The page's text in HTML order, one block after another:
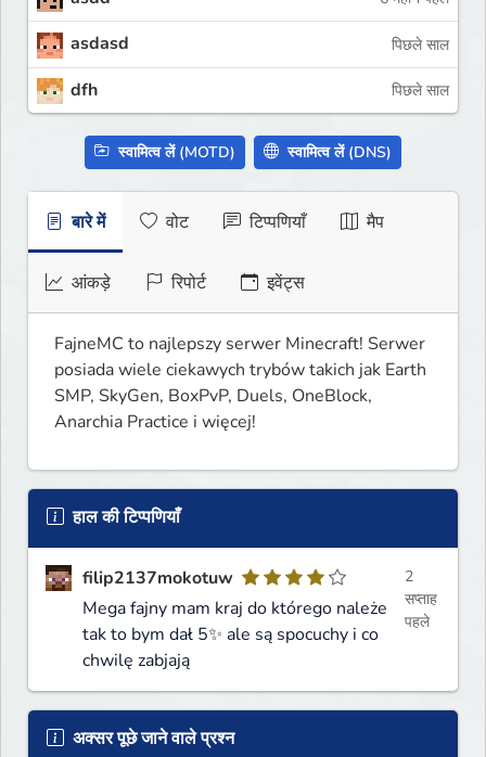
asdasd पिछले साल
dfh पिछले साल
स्वामित्व लें (MOTD) स्वामित्व लें (DNS)
बारे में वोट टिप्पणियाँ मैप
आंकड़े रिपोर्ट इवेंट्स
FajneMC to najlepszy serwer Minecraft! Serwer
posiada wiele ciekawych trybów takich jak Earth
SMP, SkyGen, BoxPvP, Duels, OneBlock,
Anarchia Practice i więcej!
हाल की टिप्पणियाँ
filip2137mokotuw
Mega fajny mam kraj do którego należe
tak to bym dał 5✨ ale są spocuchy i co
chwilę zabjają
2
सप्ताह
पहले
अक्सर पूछे जाने वाले प्रश्न